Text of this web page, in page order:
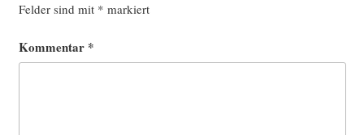
Felder sind mit * markiert
Kommentar *